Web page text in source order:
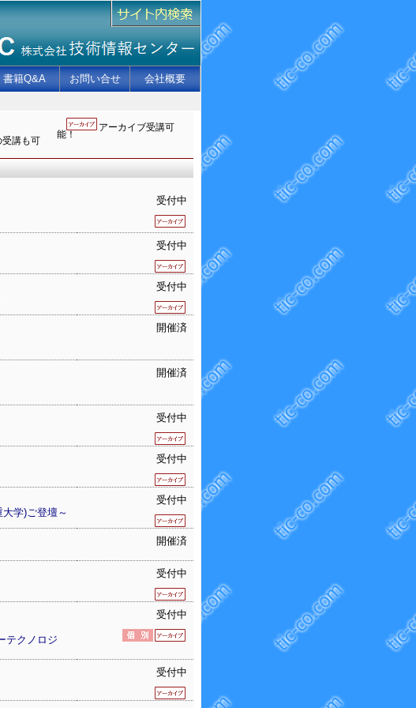
書籍Q&A お問い合せ
会社概要
受講も可
アーカイブ受講可
能！
受付中
受付中
受付中
開催済
開催済
受付中
受付中
学)ご登壇～
受付中
開催済
受付中
テクノロジ
受付中
受付中